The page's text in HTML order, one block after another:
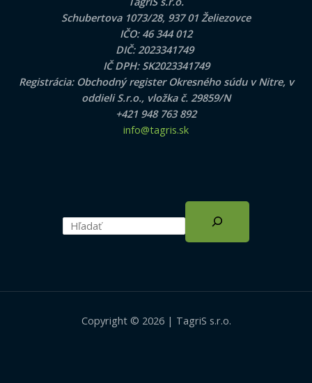
Schubertova 1073/28, 937 01 Želiezovce
IČO: 46 344 012
DIČ: 2023341749
IČ DPH: SK2023341749
Registrácia: Obchodný register Okresného súdu v Nitre, v
oddieli S.r.o., vložka č. 29859/N
+421 948 763 892
info@tagris.sk
Copyright © 2026 | TagriS s.r.o.